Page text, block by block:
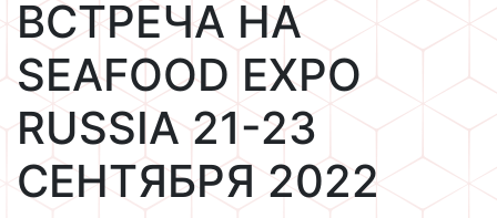
ВСТРЕЧА НА
SEAFOOD EXPO
RUSSIA 21-23
СЕНТЯБРЯ 2022